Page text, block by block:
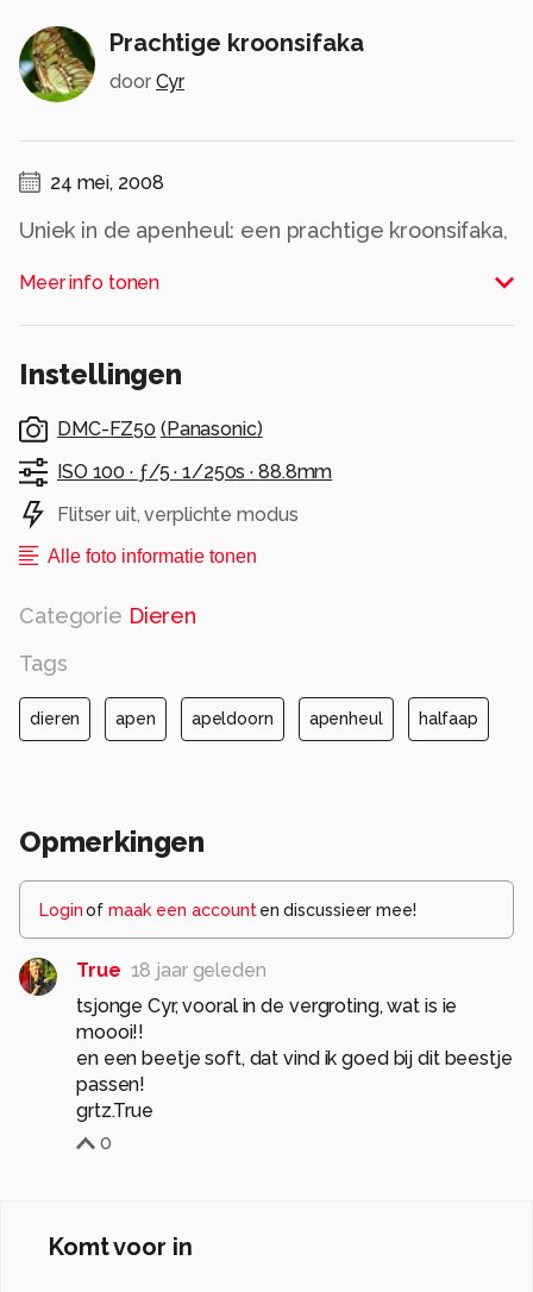
Prachtige kroonsifaka
door Cyr
24 mei, 2008
Uniek in de apenheul: een prachtige kroonsifaka,
Meer info tonen
Instellingen
DMC-FZ50 ( Panasonic)
ISO 100 · ƒ/5 ·1/250s ·88.8mm
Flitser uit, verplichte modus
Alle foto informatie tonen
Categorie Dieren
Tags
dieren apen apeldoorn apenheul halfaap
Opmerkingen
Loginof maak een account en discussieer mee!
True 18 jaar geleden
tsjonge Cyr, vooral in de vergroting, wat is ie
moooi!!
en een beetje soft, dat vind ik goed bij dit beestje
passen!
grtz.True
0
Komt voor in